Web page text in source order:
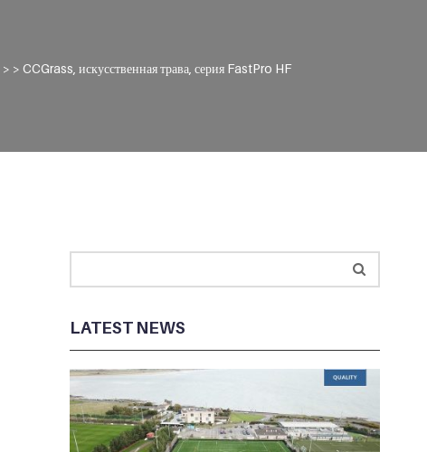
> > CCGrass, искусственная трава, серия FastPro HF
LATEST NEWS